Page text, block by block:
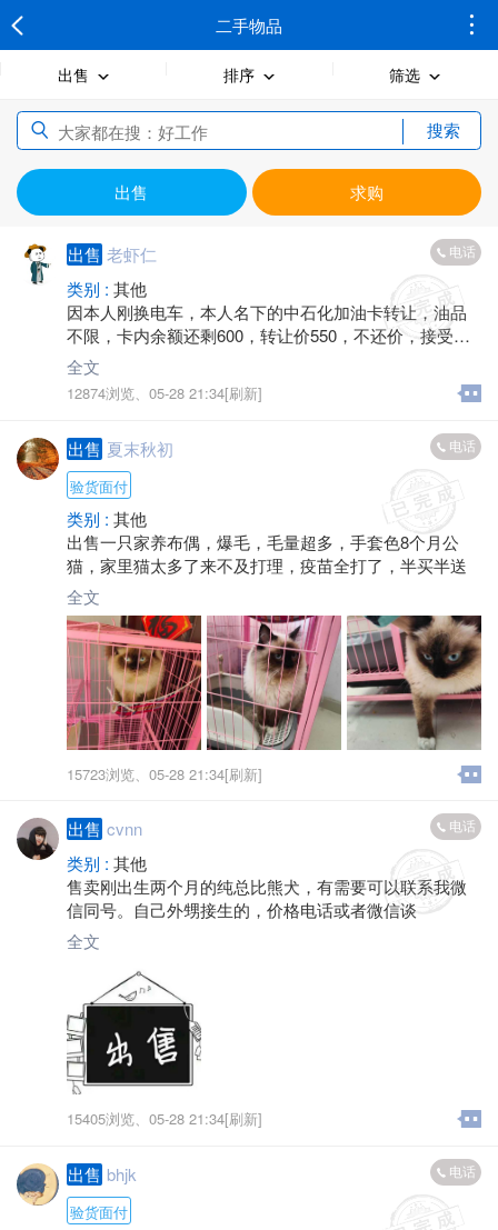
二手物品
出售 排序 筛选
搜索
出售 求购
出售 老虾仁 电话
类别 : 其他
因本人刚换电车，本人名下的中石化加油卡转让，油品
不限，卡内余额还剩600，转让价550，不还价，接受金
坛城区范围内任何中石化加油站当场交易，最好一次性
用完！
全文
12874浏览、 05-28 21:34[刷新]
出售 夏末秋初 电话
验货面付
类别 : 其他
出售一只家养布偶，爆毛，毛量超多，手套色8个月公
猫，家里猫太多了来不及打理，疫苗全打了，半买半送
全文
15723浏览、 05-28 21:34[刷新]
出售 cvnn 电话
类别 : 其他
售卖刚出生两个月的纯总比熊犬，有需要可以联系我微
信同号。自己外甥接生的，价格电话或者微信谈
全文
15405浏览、 05-28 21:34[刷新]
出售 bhjk 电话
验货面付